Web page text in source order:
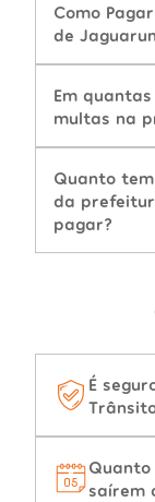
Como
de
Em
multas na
Quanto
da
pagar?
É
saírem